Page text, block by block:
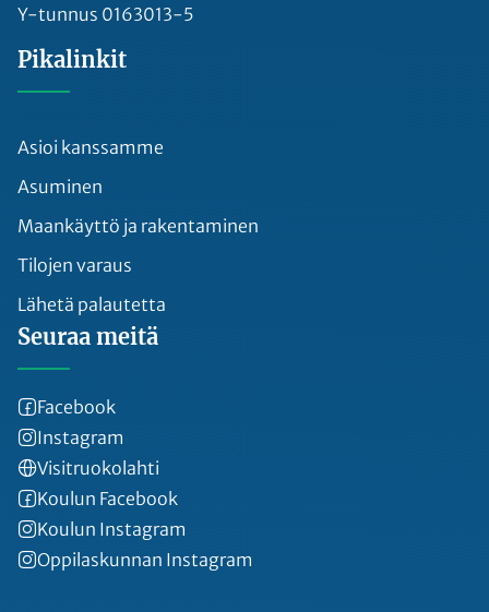
Y-tunnus 0163013-5
Pikalinkit
Asioi kanssamme
Asuminen
Maankäyttö ja rakentaminen
Tilojen varaus
Lähetä palautetta
Seuraa meitä
Facebook
Instagram
Visitruokolahti
Koulun Facebook
Koulun Instagram
Oppilaskunnan Instagram